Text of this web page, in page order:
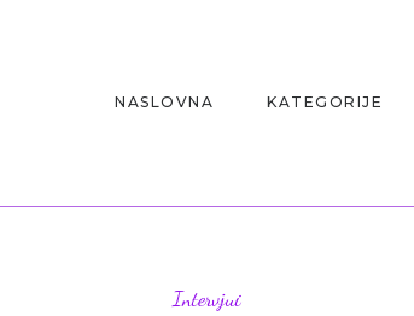
NASLOVNA KATEGORIJE
Intervjui